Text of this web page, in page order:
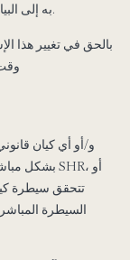
به إلى البيانات الشخصية أو الإفصاح عنها أو استخدامها أو تعديلها.